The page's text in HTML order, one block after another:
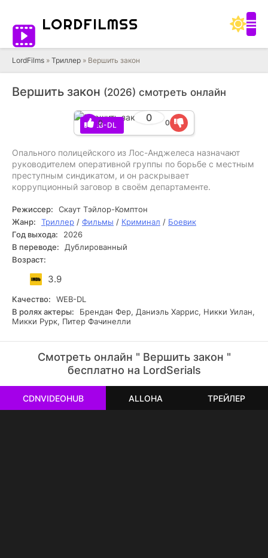
LORDFILMSS
LordFilms » Триллер » Вершить закон
Вершить закон (2026) смотреть онлайн
WEB-DL
0
0 0
Опального полицейского из Лос-Анджелеса назначают
руководителем оперативной группы по борьбе с местным
преступным синдикатом, и он раскрывает
коррупционный заговор в своём департаменте.
Режиссер:
Скаут Тэйлор-Комптон
Жанр:
Триллер / Фильмы / Криминал / Боевик
Год выхода:
2026
В переводе:
Дублированный
Возраст:
3.9
Качество:
WEB-DL
В ролях актеры:
Брендан Фер, Даниэль Харрис, Никки Уилан,
Микки Рурк, Питер Фачинелли
Смотреть онлайн " Вершить закон "
бесплатно на LordSerials
РЕКЛАМА
РЕКЛАМА
РЕКЛАМА
РЕКЛАМА
CDNVIDEOHUB ALLOHA ТРЕЙЛЕР